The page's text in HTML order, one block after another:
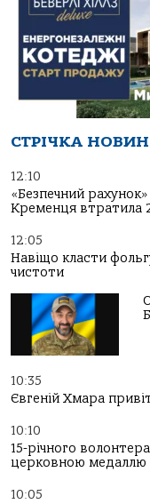
СТРІЧКА НОВИН
12:10
«Безпечний
Кременця втратила
12:05
Навіщо класти
чистоти
10:35
Євгеній Хмара
10:10
15-річного
церковною медаллю
10:05